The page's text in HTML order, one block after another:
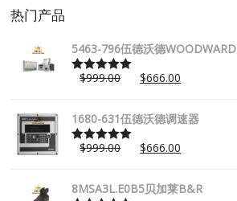
热门产品
5463-796伍德沃德WOODWARD
Rated5.00
$999.00 $666.00
1680-631伍德沃德调速器
Rated5.00
$999.00 $666.00
8MSA3L.E0B5贝加莱B&R